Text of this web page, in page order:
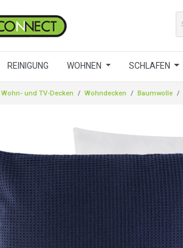
REINIGUNG WOHNEN SCHLAFEN
Wohn- und TV-Decken Wohndecken Baumwolle